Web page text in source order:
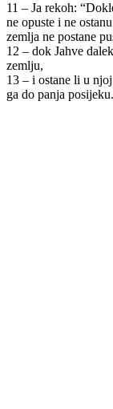
11 – Ja rekoh:
ne opuste i ne
zemlja ne postane
12 – dok Jahve
zemlju,
13 – i ostane li u
ga do panja